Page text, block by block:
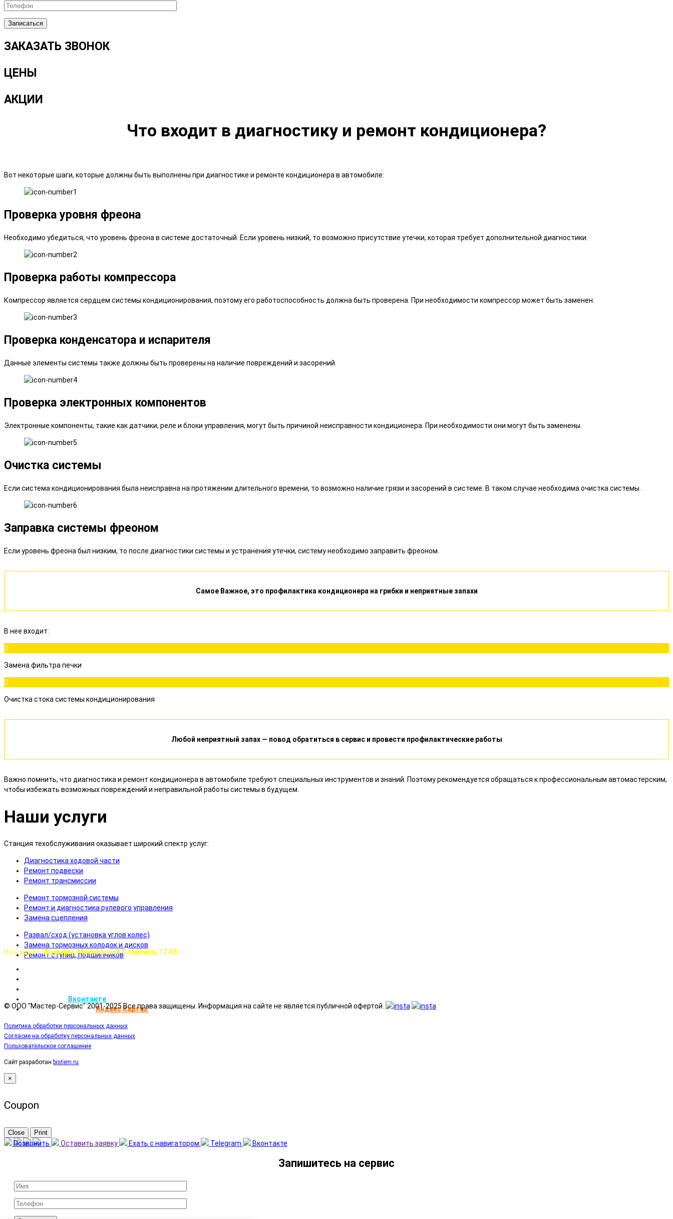
ЗАКАЗАТЬ ЗВОНОК
ЦЕНЫ
АКЦИИ
Что входит в диагностику и ремонт кондиционера?
Вот некоторые шаги, которые должны быть выполнены при диагностике и ремонте кондиционера в автомобиле:
Проверка уровня фреона
Необходимо убедиться, что уровень фреона в системе достаточный. Если уровень низкий, то возможно присутствие утечки, которая требует дополнительной диагностики.
Проверка работы компрессора
Компрессор является сердцем системы кондиционирования, поэтому его работоспособность должна быть проверена. При необходимости компрессор может быть заменен.
Проверка конденсатора и испарителя
Данные элементы системы также должны быть проверены на наличие повреждений и засорений.
Проверка электронных компонентов
Электронные компоненты, такие как датчики, реле и блоки управления, могут быть причиной неисправности кондиционера. При необходимости они могут быть заменены.
Очистка системы
Если система кондиционирования была неисправна на протяжении длительного времени, то возможно наличие грязи и засорений в системе. В таком случае необходима очистка системы.
Заправка системы фреоном
Если уровень фреона был низким, то после диагностики системы и устранения утечки, систему необходимо заправить фреоном.
Самое Важное, это профилактика кондиционера на грибки и неприятные запахи
В нее входит:
Замена фильтра печки
Очистка стока системы кондиционирования
Любой неприятный запах — повод обратиться в сервис и провести профилактические работы
Важно помнить, что диагностика и ремонт кондиционера в автомобиле требуют специальных инструментов и знаний. Поэтому рекомендуется обращаться к профессиональным автомастерским,
чтобы избежать возможных повреждений и неправильной работы системы в будущем.
Наши услуги
Станция техобслуживания оказывает широкий спектр услуг:
Диагностика ходовой части
Ремонт подвески
Ремонт трансмиссии
Ремонт тормозной системы
Ремонт и диагностика рулевого управления
Замена сцепления
Развал/сход (установка углов колес)
Замена тормозных колодок и дисков
Ремонт ступиц, подшипников
Наш адрес: Шушары, Московская Славянка, 17 АВ.
Вконтакте
Отзывы и рейтинг наЯндекс Картах
© ООО "Мастер-Сервис" 2001-2025 Все права защищены. Информация на сайте не является публичной офертой.
Политика обработки персональных данных
Согласие на обработку персональных данных
Пользовательское соглашение
Сайт разработан bistem.ru
×
Coupon
Close Print
Позвонить Оставить заявку Ехать с навигатором Telegram Вконтакте